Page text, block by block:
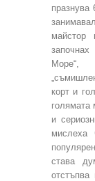
празнува
майстор
корт и
голямата
и
мислеха
става